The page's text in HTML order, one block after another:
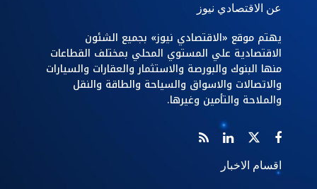
عن الاقتصادي نيوز
يهتم موقع «الاقتصادي نيوز» بجميع الشئون
الاقتصادية علي المستوي المحلي بمختلف القطاعات
منها البنوك والبورصة والاستثمار والعقارات والسيارات
والاتصالات والاسواق والسياحة والطاقة والنقل
والملاحة والتأمين وغيرها.
اقسام الاخبار